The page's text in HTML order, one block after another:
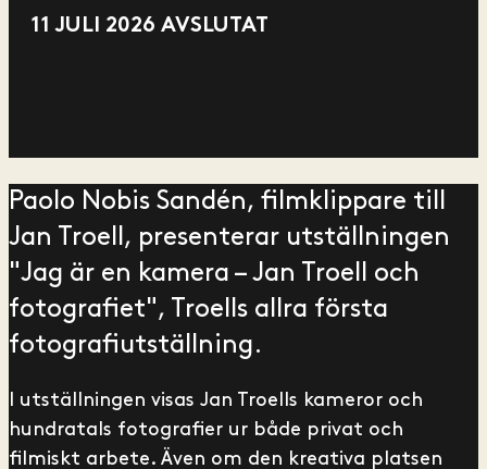
11 JULI 2026 AVSLUTAT
Paolo Nobis Sandén, filmklippare till
Jan Troell, presenterar utställningen
"Jag är en kamera – Jan Troell och
fotografiet", Troells allra första
fotografiutställning.
I utställningen visas Jan Troells kameror och
hundratals fotografier ur både privat och
filmiskt arbete. Även om den kreativa platsen